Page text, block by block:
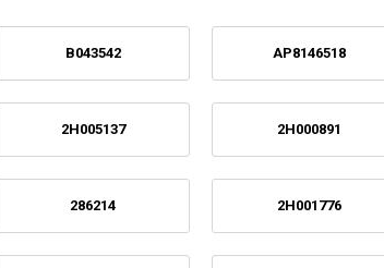
B043542 AP8146518
2H005137 2H000891
286214 2H001776